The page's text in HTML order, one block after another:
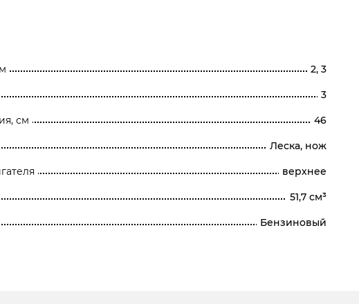
2, 3
3
см 46
Леска, нож
верхнее
51,7 см³
Бензиновый